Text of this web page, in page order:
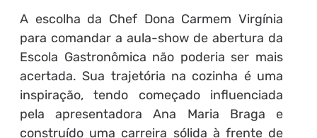
A escolha da Chef Dona Carmem Virgínia
para comandar a aula-show de abertura da
Escola Gastronômica não poderia ser mais
acertada. Sua trajetória na cozinha é uma
inspiração, tendo começado influenciada
pela apresentadora Ana Maria Braga e
construído uma carreira sólida à frente de